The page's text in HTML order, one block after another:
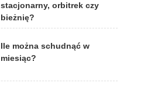
stacjonarny, orbitrek czy
bieżnię?
Ile można schudnąć w
miesiąc?